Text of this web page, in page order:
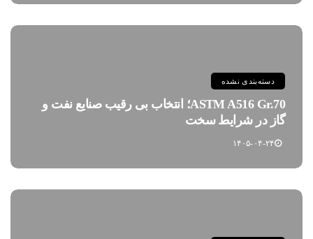
دسته‌بندی نشده
ASTM A516 Gr.70؛ انتخاب بی رقیب صنایع نفت و
گاز در شرایط سخت
۱۴۰۵-۰۴-۲۴